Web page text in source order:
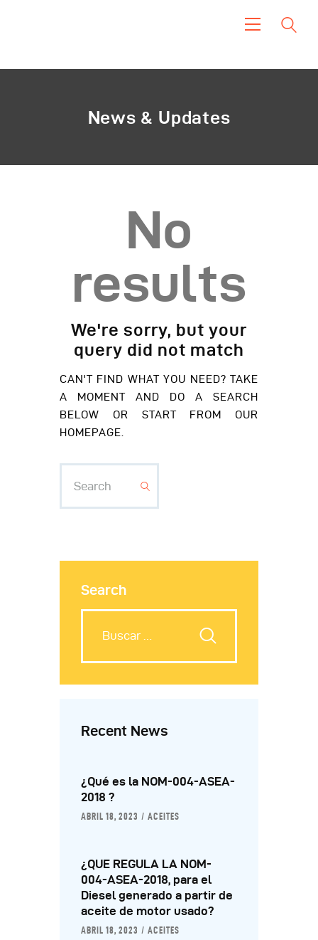
News & Updates
No
results
We're sorry, but your
query did not match
CAN'T FIND WHAT YOU NEED? TAKE
A MOMENT AND DO A SEARCH
BELOW OR START FROM OUR
HOMEPAGE
Search
Recent News
¿Qué es la NOM-004-ASEA-
2018 ?
ABRIL 18, 2023 ACEITES
¿QUE REGULA LA NOM-
004-ASEA-2018, para el
Diesel generado a partir de
aceite de motor usado?
ABRIL 18, 2023 ACEITES